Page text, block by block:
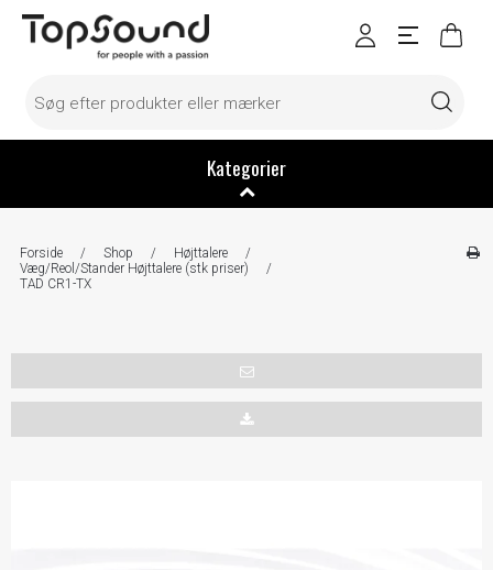
Kategorier
Forside / Shop / Højttalere
/
Væg/Reol/Stander Højttalere (stk priser)
/
TAD CR1-TX